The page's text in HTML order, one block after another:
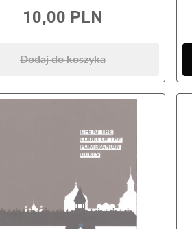
10,00 PLN
Dodaj do koszyka